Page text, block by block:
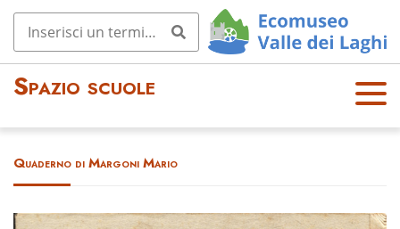
Spazio scuole
OPE
N
Quaderno di Margoni Mario